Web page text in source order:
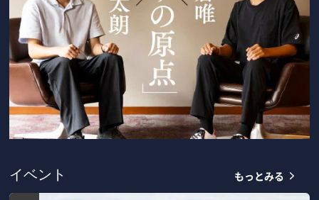
イベント もっとみる